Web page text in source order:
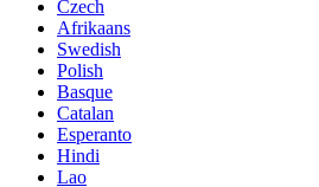
Czech
Afrikaans
Swedish
Polish
Basque
Catalan
Esperanto
Hindi
Lao